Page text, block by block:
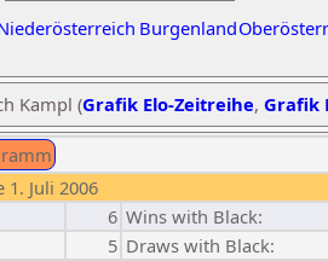
Burgenland
Kampl (Grafik Elo-Zeitreihe, Grafik
1. Juli 2006
6 Wins with Black:
5 Draws with Black: